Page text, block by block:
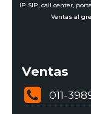
IP SIP, call center,
Ventas al
Ventas
011-